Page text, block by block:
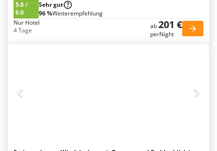
5.0/
6.0
Sehr gut
96 %Weiterempfehlung
Nur Hotel
4 Tage
ab201 €
perNight